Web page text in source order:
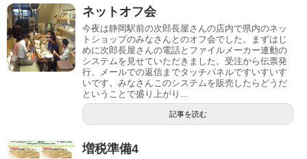
ネットオフ会
今夜は静岡駅前の次郎長屋さんの店内で県内のネッ
トショップのみなさんとのオフ会でした。まずはじ
めに次郎長屋さんの電話とファイルメーカー連動の
システムを見せていただきました。受注から伝票発
行、メールでの返信までタッチパネルですいすいす
いです。みなさんこのシステムを販売したらどうだ
ということで盛り上がり...
記事を読む
増税準備4